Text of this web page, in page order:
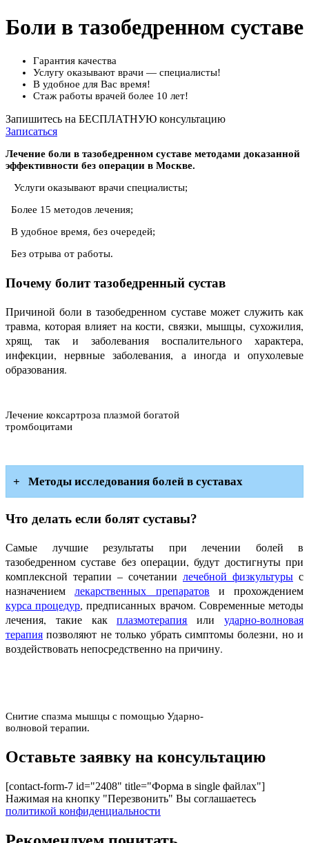
Боли в тазобедренном суставе
Гарантия качества
Услугу оказывают врачи — специалисты!
В удобное для Вас время!
Стаж работы врачей более 10 лет!
Запишитесь на БЕСПЛАТНУЮ консультацию
Записаться
Лечение боли в тазобедренном суставе методами доказанной
эффективности без операции в Москве.
Услуги оказывают врачи специалисты;
Более 15 методов лечения;
В удобное время, без очередей;
Без отрыва от работы.
Почему болит тазобедренный сустав
Причиной боли в тазобедренном суставе может служить как
травма, которая влияет на кости, связки, мышцы, сухожилия,
хрящ, так и заболевания воспалительного характера,
инфекции, нервные заболевания, а иногда и опухолевые
образования.
Лечение коксартроза плазмой богатой
тромбоцитами
Методы исследования болей в суставах
Что делать если болят суставы?
Самые лучшие результаты при лечении болей в
тазобедренном суставе без операции, будут достигнуты при
комплексной терапии – сочетании лечебной физкультуры с
назначениемлекарственных препаратов и прохождением
курса процедур, предписанных врачом. Современные методы
лечения, такие какплазмотерапия илиударно-волновая
терапия позволяют не только убрать симптомы болезни, но и
воздействовать непосредственно на причину.
Снитие спазма мышцы с помощью Ударно-
волновой терапии.
Оставьте заявку на консультацию
[contact-form-7 id="2408" title="Форма в single файлах"]
Нажимая на кнопку "Перезвонить" Вы соглашаетесь
политикой конфиденциальности